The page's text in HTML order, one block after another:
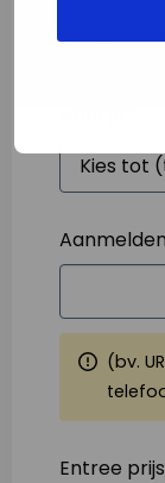
(bv.
Entree prijs